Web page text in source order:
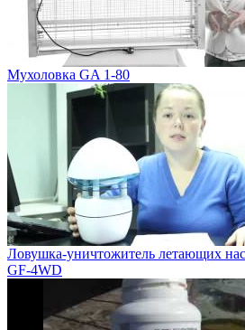
Мухоловка GA 1-80
Ловушка-уничтожитель летающих
GF-4WD